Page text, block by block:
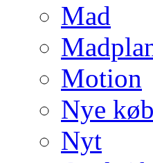
Mad
Motion
Nye køb
Nyt